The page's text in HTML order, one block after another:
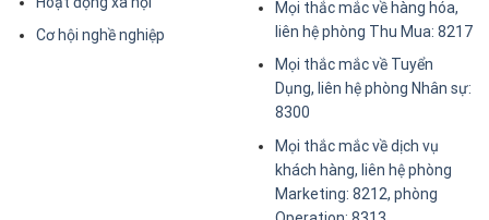
Cơ hội nghề nghiệp
Mọi thắc mắc về hàng hóa,
liên hệ phòng Thu Mua: 8217
Mọi thắc mắc về Tuyển
Dụng, liên hệ phòng Nhân sự:
8300
Mọi thắc mắc về dịch vụ
khách hàng, liên hệ phòng
Marketing: 8212, phòng